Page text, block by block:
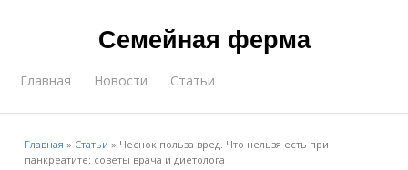
Семейная ферма
Главная Новости Статьи
Главная » Статьи » Чеснок польза вред. Что нельзя есть при
панкреатите: советы врача и диетолога